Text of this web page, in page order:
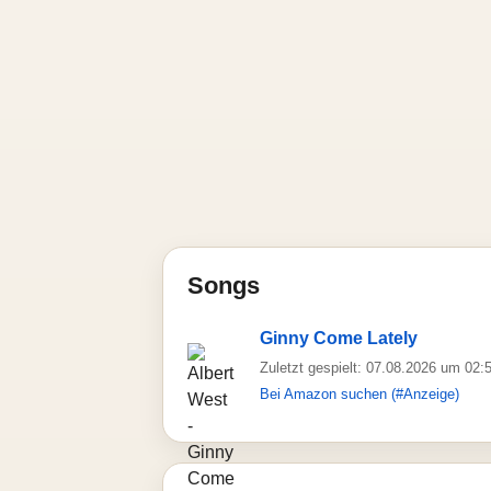
Songs
Ginny Come Lately
Zuletzt gespielt: 07.08.2026 um
Bei Amazon suchen (#Anzeige)